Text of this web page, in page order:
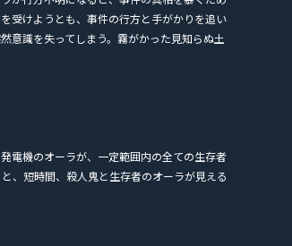
受けようとも、事件の行方と手がかりを追い
意識を失ってしまう。霧がかった見知らぬ土
電機のオーラが、一定範囲内の全ての生存者
、短時間、殺人鬼と生存者のオーラが見える